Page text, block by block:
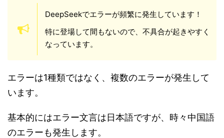
DeepSeekでエラーが頻繁に発生しています！
特に登場して間もないので、不具合が起きやすく
なっています。
エラーは1種類ではなく、複数のエラーが発生して
います。
基本的にはエラー文言は日本語ですが、時々中国語
のエラーも発生します。